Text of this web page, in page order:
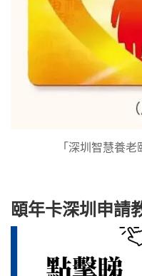
「深圳智慧養老
頤年卡深圳申請